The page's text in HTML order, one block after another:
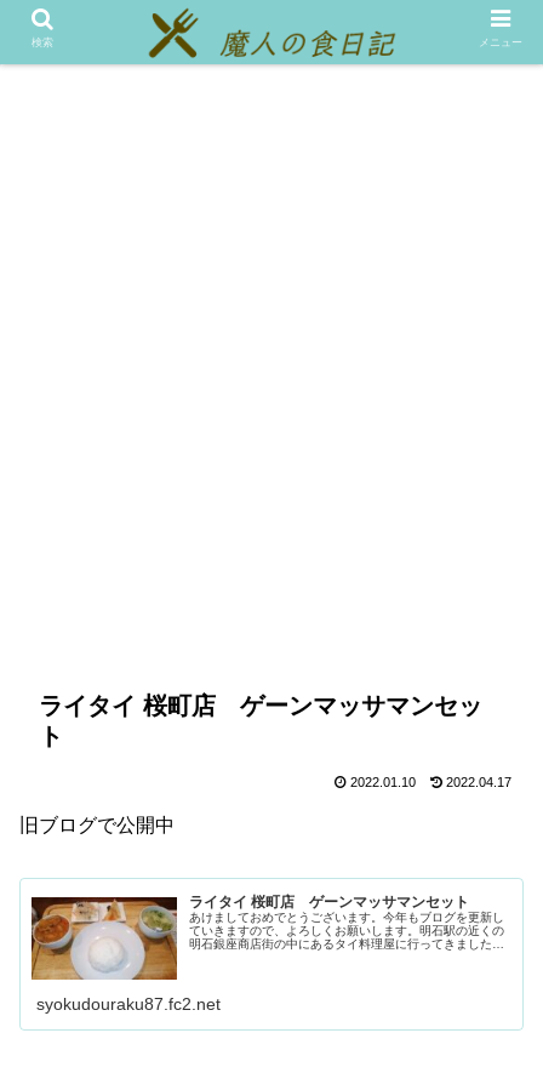
メニュー
ライタイ 桜町店 ゲーンマッサマンセッ
ト
2022.01.10 2022.04.17
旧ブログで公開中
ライタイ 桜町店 ゲーンマッサマンセット
あけましておめでとうございます。今年もブログを更新し
ていきますので、よろしくお願いします。明石駅の近くの
明石銀座商店街の中にあるタイ料理屋に行ってきました。
てみたい...
syokudouraku87.fc2.net
検索 メニュー